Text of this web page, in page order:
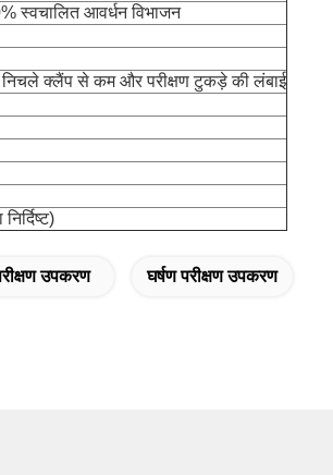
स्वचालित आवर्धन विभाजन
क्लैंप से कम और परीक्षण टुकड़े की लंबाई
उपकरण घर्षण परीक्षण उपकरण